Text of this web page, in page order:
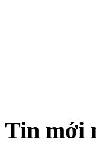
Tin mới